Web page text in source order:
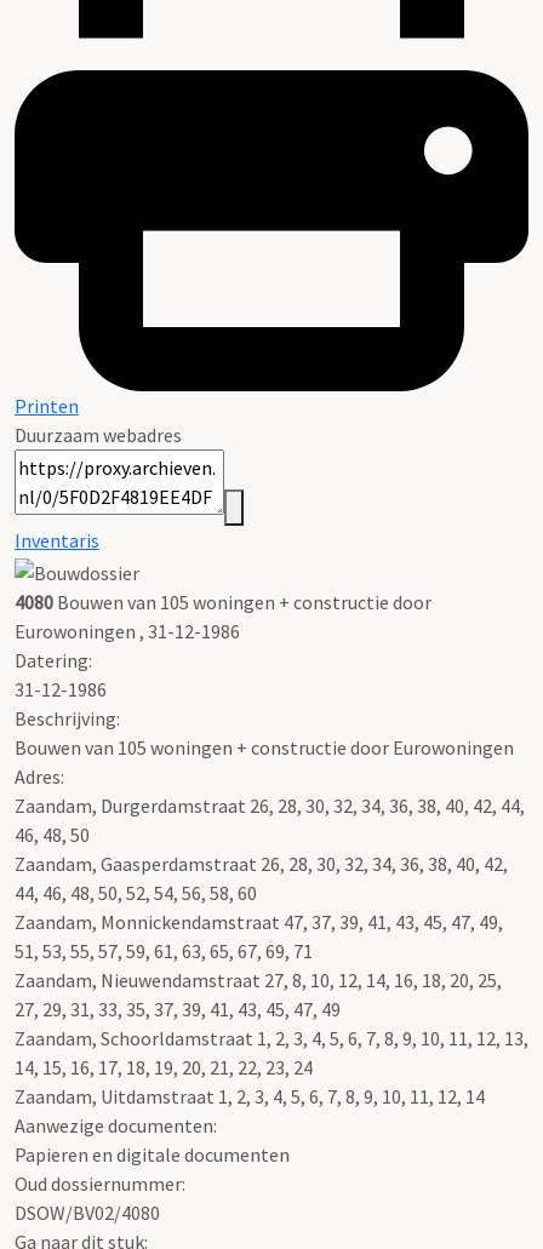
Printen
Duurzaam webadres
Inventaris
4080 Bouwen van 105 woningen + constructie door
Eurowoningen , 31-12-1986
Datering:
31-12-1986
Beschrijving:
Bouwen van 105 woningen + constructie door Eurowoningen
Adres:
Zaandam, Durgerdamstraat 26, 28, 30, 32, 34, 36, 38, 40, 42, 44,
46, 48, 50
Zaandam, Gaasperdamstraat 26, 28, 30, 32, 34, 36, 38, 40, 42,
44, 46, 48, 50, 52, 54, 56, 58, 60
Zaandam, Monnickendamstraat 47, 37, 39, 41, 43, 45, 47, 49,
51, 53, 55, 57, 59, 61, 63, 65, 67, 69, 71
Zaandam, Nieuwendamstraat 27, 8, 10, 12, 14, 16, 18, 20, 25,
27, 29, 31, 33, 35, 37, 39, 41, 43, 45, 47, 49
Zaandam, Schoorldamstraat 1, 2, 3, 4, 5, 6, 7, 8, 9, 10, 11, 12, 13,
14, 15, 16, 17, 18, 19, 20, 21, 22, 23, 24
Zaandam, Uitdamstraat 1, 2, 3, 4, 5, 6, 7, 8, 9, 10, 11, 12, 14
Aanwezige documenten:
Papieren en digitale documenten
Oud dossiernummer:
DSOW/BV02/4080
Ga naar dit stuk: